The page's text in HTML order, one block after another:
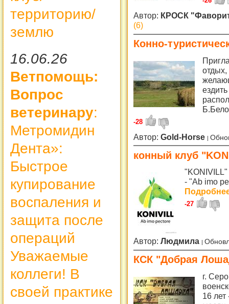
территорию/
землю
16.06.26
Ветпомощь:
Вопрос
ветеринару:
Метромидин
Дента»:
Быстрое
купирование
воспаления и
защита после
операций
Уважаемые
коллеги! В
своей практике
Автор: КРОСК
(6)
Конно-
-28
Автор: Gold-Horse
конный клуб
"KONIVILL"
- "Ab imo
-27
Автор: Людмила
КСК "Добрая
г.
16 лет